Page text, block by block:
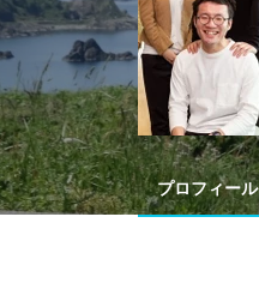
プロフィール